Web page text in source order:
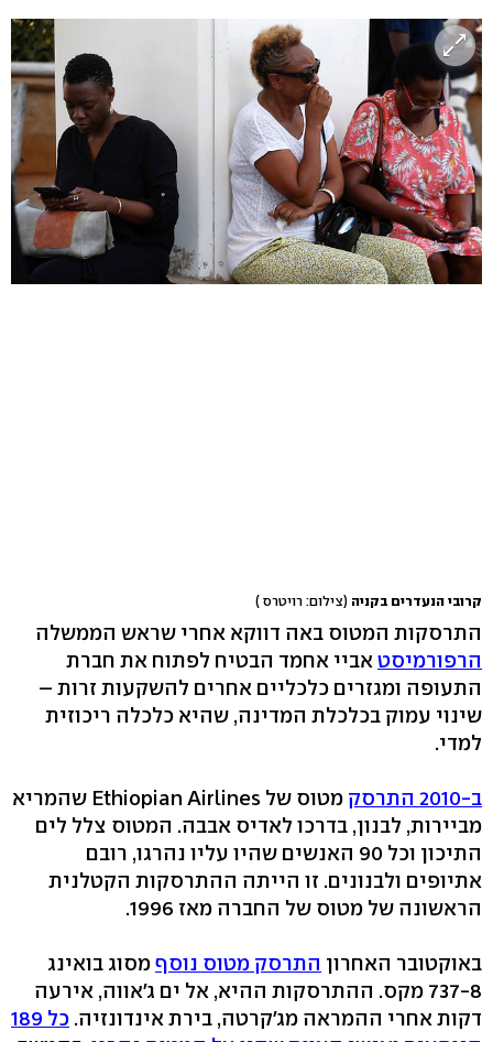
קרובי הנעדרים בקניה (צילום: רויטרס )
התרסקות המטוס באה דווקא אחרי שראש הממשלה
הרפורמיסט אביי אחמד הבטיח לפתוח את חברת
התעופה ומגזרים כלכליים אחרים להשקעות זרות –
שינוי עמוק בכלכלת המדינה, שהיא כלכלה ריכוזית
למדי.
ב-2010 התרסק
מטוס של Ethiopian Airlines שהמריא
מביירות, לבנון, בדרכו לאדיס אבבה. המטוס צלל לים
התיכון וכל 90 האנשים שהיו עליו נהרגו, רובם
אתיופים ולבנונים. זו הייתה ההתרסקות הקטלנית
הראשונה של מטוס של החברה מאז 1996.
באוקטובר האחרון התרסק מטוס נוסףמסוג בואינג
737-8 מקס. ההתרסקות ההיא, אל ים ג'אווה, אירעה
דקות אחרי ההמראה מג'קרטה, בירת אינדונזיה.
כל 189